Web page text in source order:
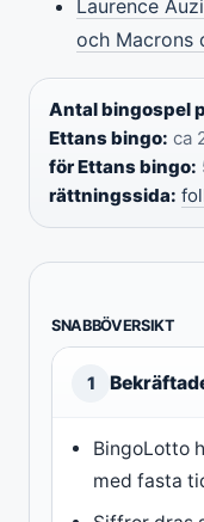
Laurence
och Macrons
Antal bingospel
Ettans bingo: ca
för Ettans bingo:
rättningssida:
SNABBÖVERSIKT
1
BingoLotto
med fasta